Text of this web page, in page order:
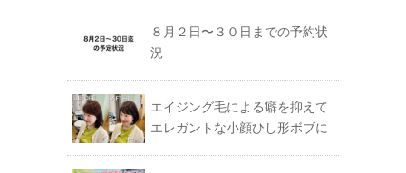
８月２日〜３０日までの予約状
況
エイジング毛による癖を抑えて
エレガントな小顔ひし形ボブに